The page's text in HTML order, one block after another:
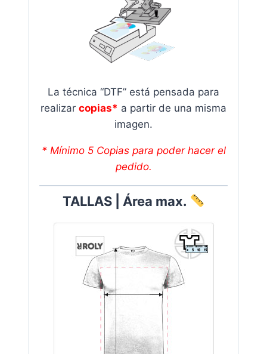
La técnica “DTF” está pensada para
realizar copias* a partir de una misma
imagen.
* Mínimo 5 Copias para poder hacer el
pedido.
TALLAS | Área max.